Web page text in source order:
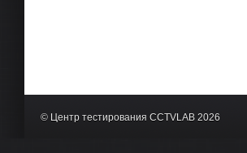
© Центр тестирования CCTVLAB 2026